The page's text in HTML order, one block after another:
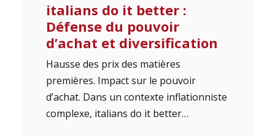
italians do it better :
Défense du pouvoir
d’achat et diversification
Hausse des prix des matières
premières. Impact sur le pouvoir
d’achat. Dans un contexte inflationniste
complexe, italians do it better…